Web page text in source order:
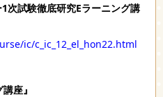
次試験徹底研究Eラーニング講
ic/c_ic_12_el_hon22.html
座』